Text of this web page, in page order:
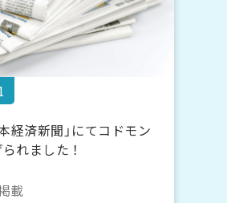
本経済新聞」にてコドモン
れました！
載